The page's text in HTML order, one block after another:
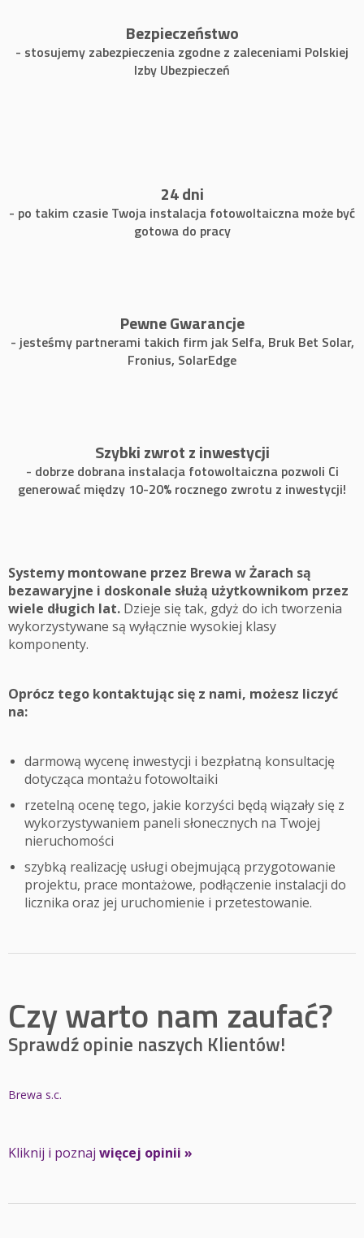
Bezpieczeństwo
- stosujemy zabezpieczenia zgodne z zaleceniami Polskiej
Izby Ubezpieczeń
24 dni
- po takim czasie Twoja instalacja fotowoltaiczna może być
gotowa do pracy
Pewne Gwarancje
- jesteśmy partnerami takich firm jak Selfa, Bruk Bet Solar,
Fronius, SolarEdge
Szybki zwrot z inwestycji
- dobrze dobrana instalacja fotowoltaiczna pozwoli Ci
generować między 10-20% rocznego zwrotu z inwestycji!
Systemy montowane przez Brewa w Żarach są
bezawaryjne i doskonale służą użytkownikom przez
wiele długich lat. Dzieje się tak, gdyż do ich tworzenia
wykorzystywane są wyłącznie wysokiej klasy
komponenty.
Oprócz tego kontaktując się z nami, możesz liczyć
na:
darmową wycenę inwestycji i bezpłatną konsultację
dotycząca montażu fotowoltaiki
rzetelną ocenę tego, jakie korzyści będą wiązały się z
wykorzystywaniem paneli słonecznych na Twojej
nieruchomości
szybką realizację usługi obejmującą przygotowanie
projektu, prace montażowe, podłączenie instalacji do
licznika oraz jej uruchomienie i przetestowanie.
Czy warto nam zaufać?
Sprawdź opinie naszych Klientów!
Brewa s.c.
Kliknij i poznaj więcej opinii »